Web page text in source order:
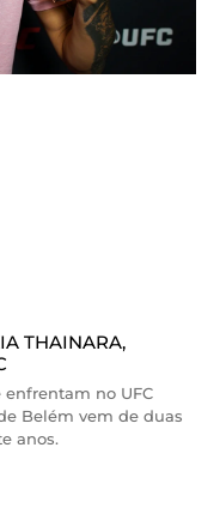
THAINARA,
no UFC
Belém vem de duas
anos.